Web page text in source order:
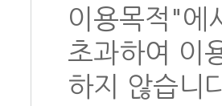
이용목적"에
초과하여 이
하지 않습니